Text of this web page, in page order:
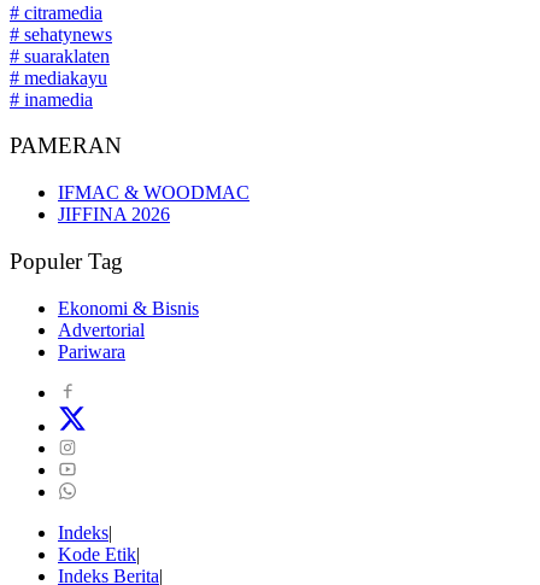
# citramedia
# sehatynews
# suaraklaten
# mediakayu
# inamedia
PAMERAN
IFMAC & WOODMAC
JIFFINA 2026
Populer Tag
Ekonomi & Bisnis
Advertorial
Pariwara
Indeks
Kode Etik
Indeks Berita